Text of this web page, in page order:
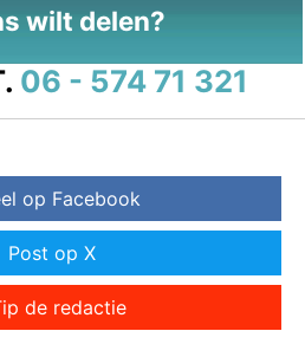
wilt delen?
06 - 574 71 321
op Facebook
Post op X
de redactie